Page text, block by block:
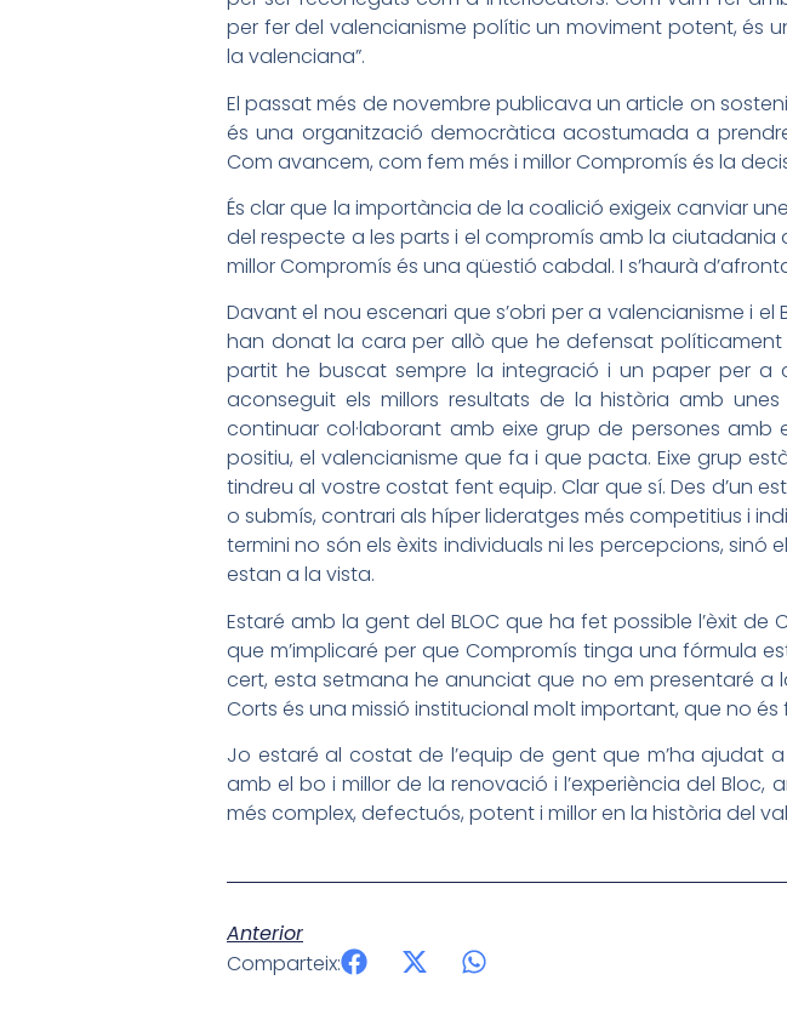
per fer del valencianisme polític un moviment potent, és
la valenciana”.
El passat més de novembre publicava un article on
és una organització democràtica acostumada a
Com avancem, com fem més i millor Compromís és la
És clar que la importància de la coalició exigeix canviar
del respecte a les parts i el compromís amb la ciutadania
millor Compromís és una qüestió cabdal. I s’haurà
Davant el nou escenari que s’obri per a valencianisme i
han donat la cara per allò que he defensat políticament
partit he buscat sempre la integració i un paper per a
aconseguit els millors resultats de la història amb
continuar col·laborant amb eixe grup de persones
positiu, el valencianisme que fa i que pacta. Eixe grup
tindreu al vostre costat fent equip. Clar que sí. Des d’un
o submís, contrari als híper lideratges més competitius i
termini no són els èxits individuals ni les percepcions, sinó
estan a la vista.
Estaré amb la gent del BLOC que ha fet possible l’èxit
que m’implicaré per que Compromís tinga una fórmula
cert, esta setmana he anunciat que no em presentaré a
Corts és una missió institucional molt important, que no
Jo estaré al costat de l’equip de gent que m’ha ajudat
amb el bo i millor de la renovació i l’experiència del
més complex, defectuós, potent i millor en la història del
Anterior
Comparteix: